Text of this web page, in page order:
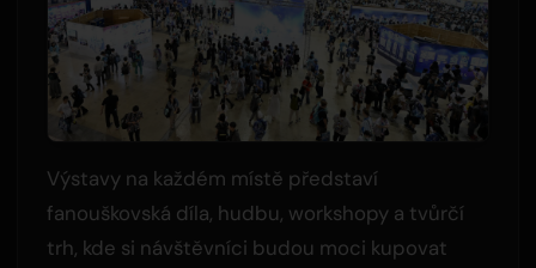
Výstavy na každém místě představí
fanouškovská díla, hudbu, workshopy a tvůrčí
trh, kde si návštěvníci budou moci kupovat